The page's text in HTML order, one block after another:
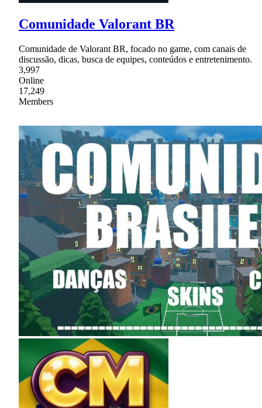
Comunidade Valorant BR
Comunidade de Valorant BR, focado no game, com canais de
discussão, dicas, busca de equipes, conteúdos e entretenimento.
3,997
Online
17,249
Members